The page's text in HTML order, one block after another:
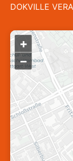
DOKVILLE
+
–